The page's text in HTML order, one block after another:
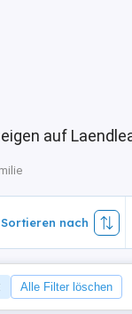
auf
Sortieren nach
Alle Filter löschen